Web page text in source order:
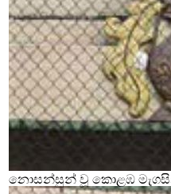
නොසන්සුන් වූ කොළඹ